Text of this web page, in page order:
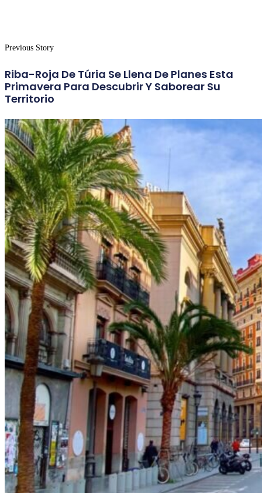
Previous Story
Riba-Roja De Túria Se Llena De Planes Esta
Primavera Para Descubrir Y Saborear Su
Territorio